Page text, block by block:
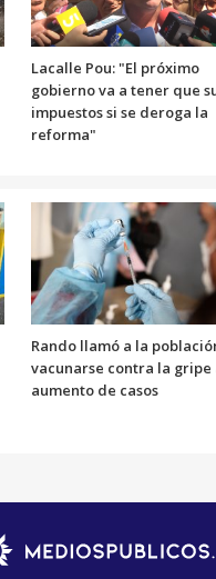
Lacalle Pou: "El próximo
gobierno va a tener que
impuestos si se deroga la
reforma"
Rando llamó a la
vacunarse contra la gripe
aumento de casos